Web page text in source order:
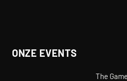
ONZE EVENTS
The Game